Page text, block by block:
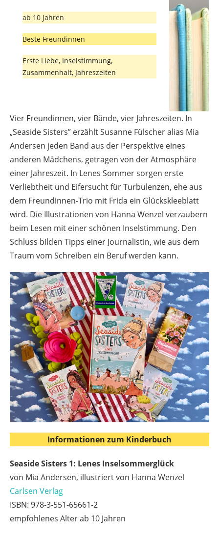
ab 10 Jahren
Beste Freundinnen
Erste Liebe, Inselstimmung,
Zusammenhalt, Jahreszeiten
Vier Freundinnen, vier Bände, vier Jahreszeiten. In
„Seaside Sisters” erzählt Susanne Fülscher alias Mia
Andersen jeden Band aus der Perspektive eines
anderen Mädchens, getragen von der Atmosphäre
einer Jahreszeit. In Lenes Sommer sorgen erste
Verliebtheit und Eifersucht für Turbulenzen, ehe aus
dem Freundinnen-Trio mit Frida ein Glückskleeblatt
wird. Die Illustrationen von Hanna Wenzel verzaubern
beim Lesen mit einer schönen Inselstimmung. Den
Schluss bilden Tipps einer Journalistin, wie aus dem
Traum vom Schreiben ein Beruf werden kann.
Informationen zum Kinderbuch
Seaside Sisters 1: Lenes Inselsommerglück
von Mia Andersen, illustriert von Hanna Wenzel
Carlsen Verlag
ISBN: 978-3-551-65661-2
empfohlenes Alter ab 10 Jahren